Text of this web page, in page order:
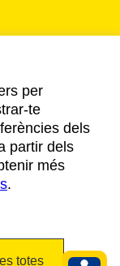
per
te
dels
partir dels
més
.
totes